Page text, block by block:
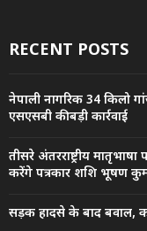
RECENT POSTS
नेपाली नागरिक 34 किलो
एसएसबी की बड़ी कार्रवाई
तीसरे अंतरराष्ट्रीय
करेंगे पत्रकार शशि भूषण
सड़क हादसे के बाद बवाल,